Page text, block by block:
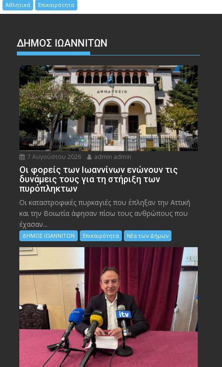
Αθλητικά Επικαιρότητα
ΔΗΜΟΣ ΙΩΑΝΝΙΤΩΝ
7 Αυγούστου 2026 admin admin
Οι φορείς των Ιωαννίνων ενώνουν τις
δυνάμεις τους για τη στήριξη των
πυρόπληκτων
Οι καταστροφικές πυρκαγιές που έπληξαν την Αττική
και την Bοιωτία άφησαν πίσω τους ανθρώπους που
έχασαν...
ΔΗΜΟΣ ΙΩΑΝΝΙΤΩΝ Επικαιρότητα Νέα των Δήμων